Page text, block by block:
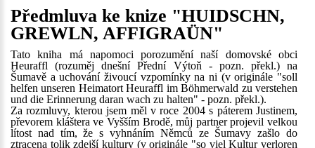
Předmluva ke knize "HUIDSCHN,
GREWLN, AFFIGRAÜN"
Tato kniha má napomoci porozumění naší domovské obci
Heuraffl (rozuměj dnešní Přední Výtoň - pozn. překl.) na
Šumavě a uchování živoucí vzpomínky na ni (v originále "soll
helfen unseren Heimatort Heuraffl im Böhmerwald zu verstehen
und die Erinnerung daran wach zu halten" - pozn. překl.).
Za rozmluvy, kterou jsem měl v roce 2004 s páterem Justinem,
převorem kláštera ve Vyšším Brodě, můj partner projevil velkou
lítost nad tím, že s vyhnáním Němců ze Šumavy zašlo do
ztracena tolik zdejší kultury (v originále "so viel Kultur verloren